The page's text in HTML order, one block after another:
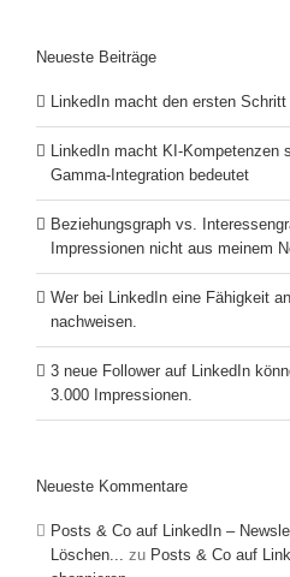
Neueste Beiträge
LinkedIn macht den ersten
LinkedIn macht KI-Kompetenzen
Gamma-Integration bedeutet
Beziehungsgraph vs.
Impressionen nicht aus meinem
Wer bei LinkedIn eine Fähigkeit
nachweisen.
3 neue Follower auf LinkedIn
3.000 Impressionen.
Neueste Kommentare
Posts & Co auf LinkedIn –
Löschen... zu Posts & Co auf